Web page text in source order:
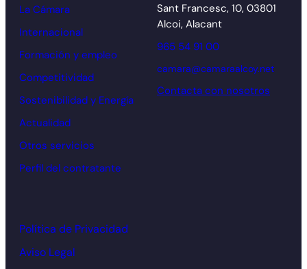
La Cámara
Internacional
Formación y empleo
Competitividad
Sostenibilidad y Energía
Actualidad
Otros servicios
Perfil del contratante
Sant Francesc, 10, 03801
Alcoi, Alacant
965 54 91 00
camara@camaraalcoy.net
Contacta con nosotros
Política de Privacidad
Aviso Legal